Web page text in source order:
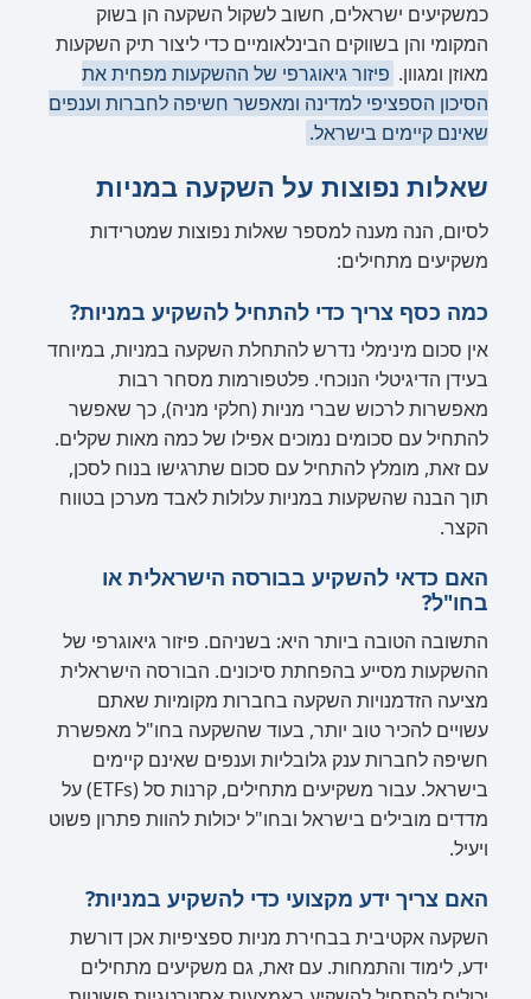
כמשקיעים ישראלים, חשוב לשקול השקעה הן בשוק
המקומי והן בשווקים הבינלאומיים כדי ליצור תיק השקעות
מאוזן ומגוון. פיזור גיאוגרפי של ההשקעות מפחית את
הסיכון הספציפי למדינה ומאפשר חשיפה לחברות וענפים
שאינם קיימים בישראל.
שאלות נפוצות על השקעה במניות
לסיום, הנה מענה למספר שאלות נפוצות שמטרידות
משקיעים מתחילים:
כמה כסף צריך כדי להתחיל להשקיע במניות?
אין סכום מינימלי נדרש להתחלת השקעה במניות, במיוחד
בעידן הדיגיטלי הנוכחי. פלטפורמות מסחר רבות
מאפשרות לרכוש שברי מניות (חלקי מניה), כך שאפשר
להתחיל עם סכומים נמוכים אפילו של כמה מאות שקלים.
עם זאת, מומלץ להתחיל עם סכום שתרגישו בנוח לסכן,
תוך הבנה שהשקעות במניות עלולות לאבד מערכן בטווח
הקצר.
האם כדאי להשקיע בבורסה הישראלית או
בחו"ל?
התשובה הטובה ביותר היא: בשניהם. פיזור גיאוגרפי של
ההשקעות מסייע בהפחתת סיכונים. הבורסה הישראלית
מציעה הזדמנויות השקעה בחברות מקומיות שאתם
עשויים להכיר טוב יותר, בעוד שהשקעה בחו"ל מאפשרת
חשיפה לחברות ענק גלובליות וענפים שאינם קיימים
בישראל. עבור משקיעים מתחילים, קרנות סל (ETFs) על
מדדים מובילים בישראל ובחו"ל יכולות להוות פתרון פשוט
ויעיל.
האם צריך ידע מקצועי כדי להשקיע במניות?
השקעה אקטיבית בבחירת מניות ספציפיות אכן דורשת
ידע, לימוד והתמחות. עם זאת, גם משקיעים מתחילים